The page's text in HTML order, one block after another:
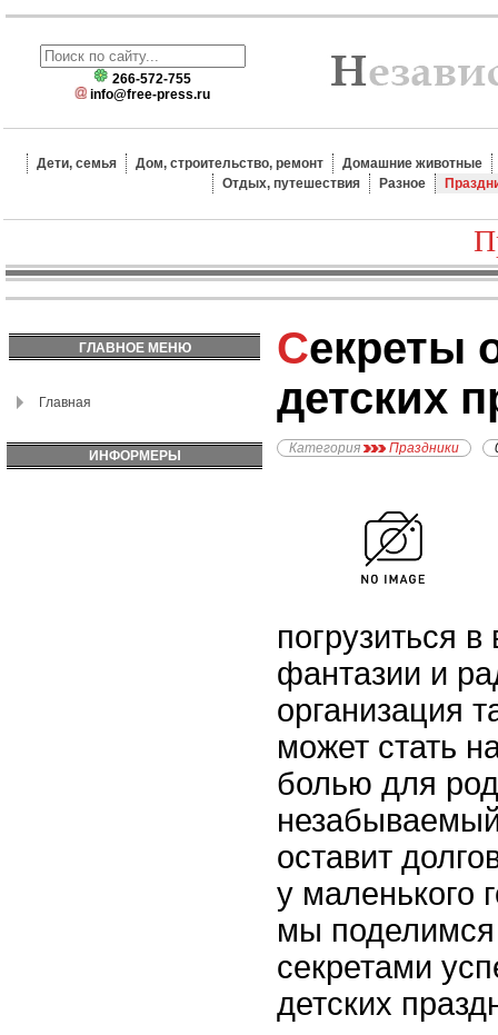
266-572-755
info@free-press.ru
Дети, семья Дом, строительство, ремонт
Домашние животные
Отдых, путешествия
Разное
ГЛАВНОЕ МЕНЮ
Главная
ИНФОРМЕРЫ
Секреты организации
детских
Категория Праздники
погрузиться
фантазии и
организация
может стать
болью для
оставит
у маленького
мы
секретами
детских